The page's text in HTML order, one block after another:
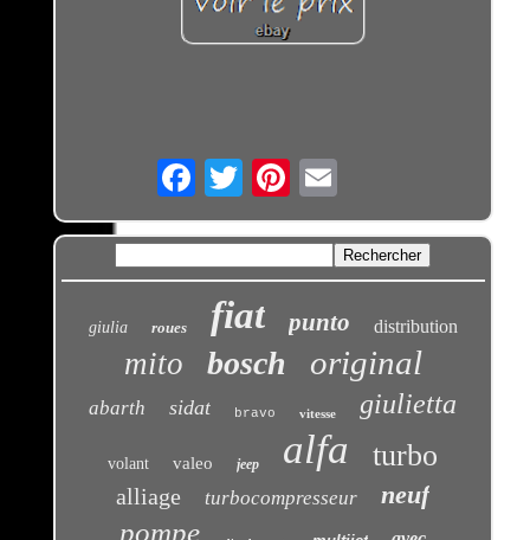
Email
giulia roues fiat punto distribution
mito bosch original
abarth sidat bravo vitesse giulietta
volant valeo jeep alfa turbo
alliage turbocompresseur neuf
pompe